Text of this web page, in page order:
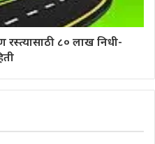
रस्त्यासाठी ८० लाख निधी-